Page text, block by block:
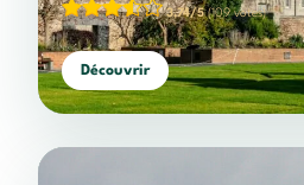
3,74/5(109 votes)
Découvrir